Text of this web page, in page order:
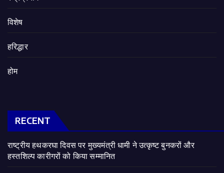
विशेष
हरिद्धार
होम
RECENT
राष्ट्रीय हथकरघा दिवस पर मुख्यमंत्री धामी ने उत्कृष्ट बुनकरों और
हस्तशिल्प कारीगरों को किया सम्मानित